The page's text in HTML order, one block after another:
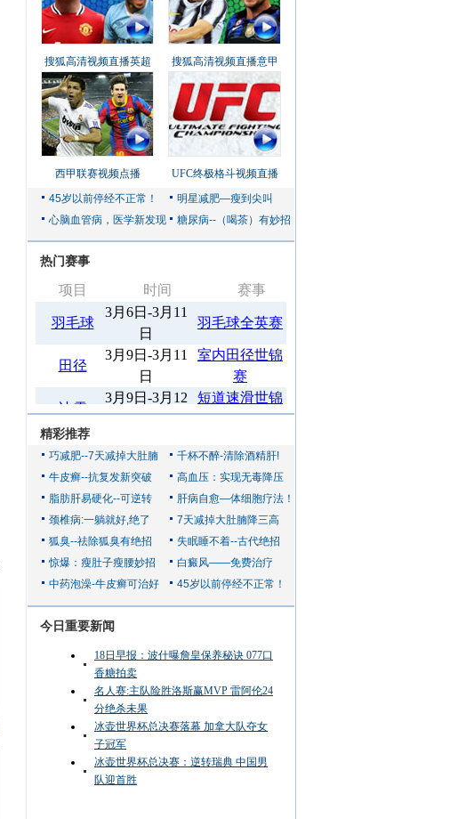
搜狐高清视频直播英超 搜狐高清视频直播意甲
西甲联赛视频点播 UFC终极格斗视频直播
热门赛事
精彩推荐
今日重要新闻